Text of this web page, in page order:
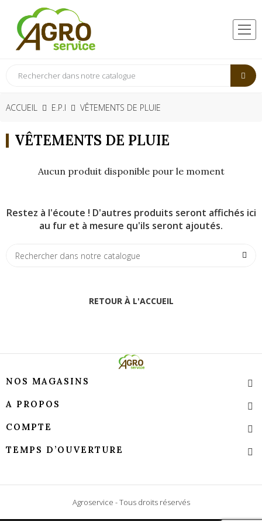
ACCUEIL E.P.I VÊTEMENTS DE PLUIE
VÊTEMENTS DE PLUIE
Aucun produit disponible pour le moment
Restez à l'écoute ! D'autres produits seront affichés ici
au fur et à mesure qu'ils seront ajoutés.
RETOUR À L'ACCUEIL
NOS MAGASINS
A PROPOS
COMPTE
TEMPS D’OUVERTURE
Agroservice - Tous droits réservés